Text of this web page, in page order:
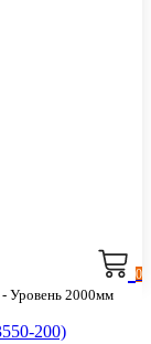
0
- Уровень 2000мм